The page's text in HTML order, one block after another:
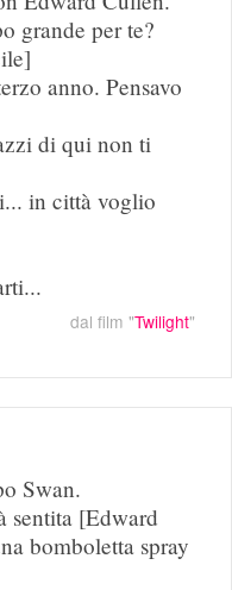
grande per te?
anno. Pensavo
di qui non ti
in città voglio
dal film "Twilight"
Swan.
sentita [Edward
bomboletta spray